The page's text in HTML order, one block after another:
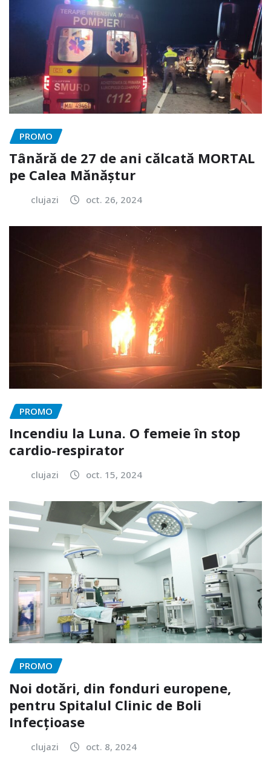
PROMO
Tânără de 27 de ani călcată MORTAL
pe Calea Mănăștur
clujazi oct. 26, 2024
PROMO
Incendiu la Luna. O femeie în stop
cardio-respirator
clujazi oct. 15, 2024
PROMO
Noi dotări, din fonduri europene,
pentru Spitalul Clinic de Boli
Infecțioase
clujazi oct. 8, 2024